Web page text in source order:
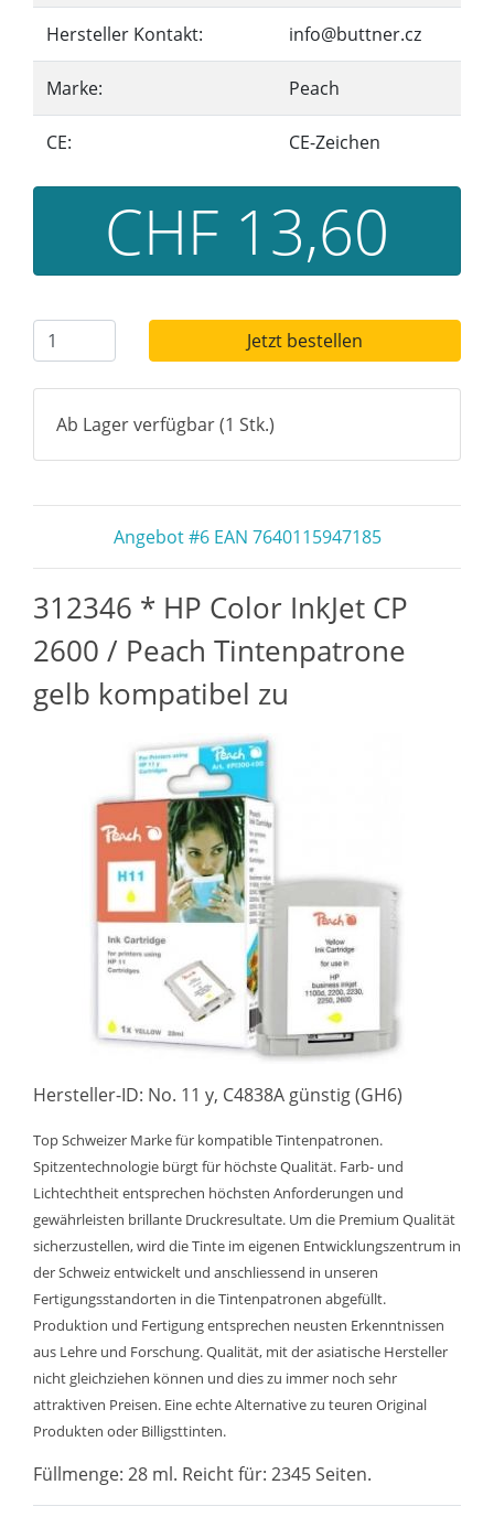
Hersteller Kontakt: info@buttner.cz
Marke: Peach
CE: CE-Zeichen
CHF 13,60
Jetzt bestellen
Ab Lager verfügbar (1 Stk.)
Angebot #6 EAN 7640115947185
312346 * HP Color InkJet CP
2600 / Peach Tintenpatrone
gelb kompatibel zu
Hersteller-ID: No. 11 y, C4838A günstig (GH6)
Top Schweizer Marke für kompatible Tintenpatronen.
Spitzentechnologie bürgt für höchste Qualität. Farb- und
Lichtechtheit entsprechen höchsten Anforderungen und
gewährleisten brillante Druckresultate. Um die Premium Qualität
sicherzustellen, wird die Tinte im eigenen Entwicklungszentrum in
der Schweiz entwickelt und anschliessend in unseren
Fertigungsstandorten in die Tintenpatronen abgefüllt.
Produktion und Fertigung entsprechen neusten Erkenntnissen
aus Lehre und Forschung. Qualität, mit der asiatische Hersteller
nicht gleichziehen können und dies zu immer noch sehr
attraktiven Preisen. Eine echte Alternative zu teuren Original
Produkten oder Billigsttinten.
Füllmenge: 28 ml. Reicht für: 2345 Seiten.